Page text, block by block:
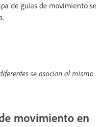
de guías de movimiento se
se asocian al mismo
movimiento en